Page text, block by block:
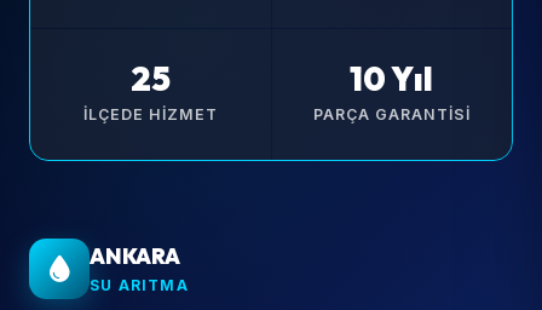
25
İLÇEDE HIZMET
10 Yıl
PARÇA GARANTISI
ANKARA
SU ARITMA